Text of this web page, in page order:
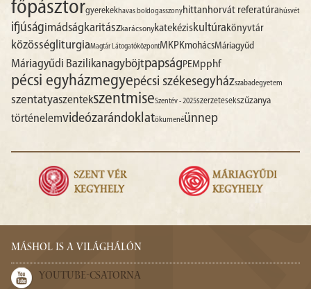
főpásztorgyerekekhavas boldogasszonyhittanhorvát referatúrahúsvét
ifjúságimádságkaritászkarácsonykatekéziskultúrakönyvtár
közösségliturgiaMagtár LátogatóközpontMKPKmohácsMáriagyűd
Máriagyűdi BazilikanagyböjtpapságPEMpphf
pécsi egyházmegyepécsi székesegyházszabadegyetem
szentatyaszentekszentmiseSzentév - 2025szerzetesekszűzanya
történelemvideózarándoklatökumenéünnep
MÁSHOL IS A VILÁGHÁLÓN
YOUTUBE-CSATORNA